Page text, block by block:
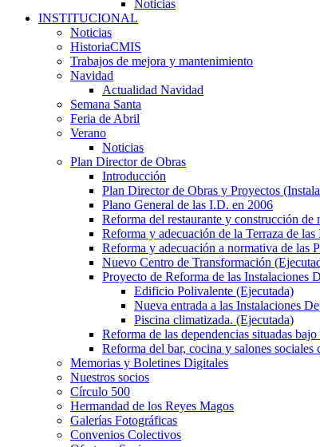
Noticias
INSTITUCIONAL
Noticias
HistoriaCMIS
Trabajos de mejora y mantenimiento
Navidad
Actualidad Navidad
Semana Santa
Feria de Abril
Verano
Noticias
Plan Director de Obras
Introducción
Plan Director de Obras y Proyectos
Plano General de las I.D. en 2006
Reforma del restaurante y construcción
Reforma y adecuación de la Terraza de
Reforma y adecuación a normativa de las
Nuevo Centro de Transformación
Proyecto de Reforma de las Instalaciones
Edificio Polivalente (Ejecutada)
Nueva entrada a las Instalaciones
Piscina climatizada. (Ejecutada)
Reforma de las dependencias situadas
Reforma del bar, cocina y salones sociales
Memorias y Boletines Digitales
Nuestros socios
Círculo 500
Hermandad de los Reyes Magos
Galerías Fotográficas
Convenios Colectivos